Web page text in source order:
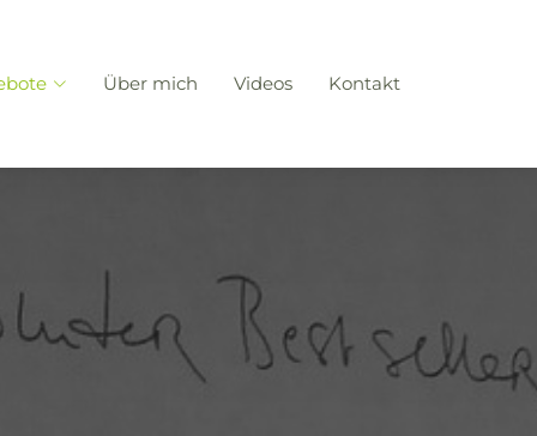
Über mich Videos Kontakt